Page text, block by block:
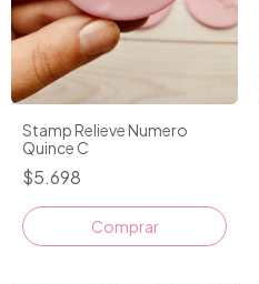
Stamp Relieve Numero
Quince C
$5.698